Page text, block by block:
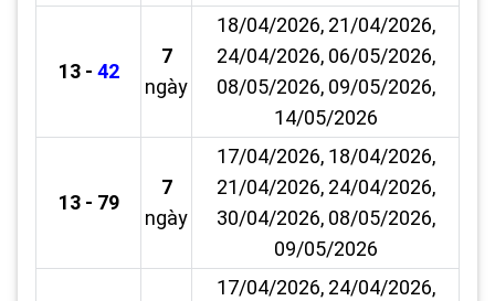
13 - 42
7
ngày
18/04/2026, 21/04/2026,
24/04/2026, 06/05/2026,
08/05/2026, 09/05/2026,
14/05/2026
13 - 79
7
ngày
17/04/2026, 18/04/2026,
21/04/2026, 24/04/2026,
30/04/2026, 08/05/2026,
09/05/2026
17/04/2026, 24/04/2026,